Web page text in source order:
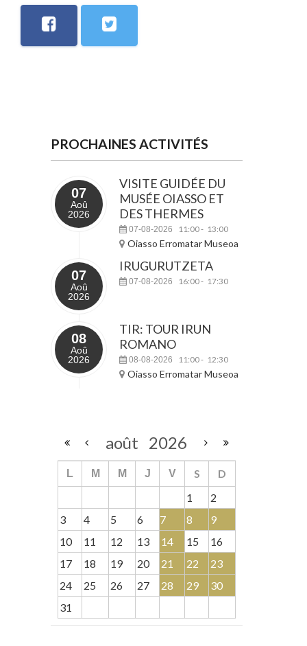
PROCHAINES ACTIVITÉS
07
Aoû
2026
VISITE GUIDÉE DU
MUSÉE OIASSO ET
DES THERMES
07-08-2026 11:00- 13:00
Oiasso Erromatar Museoa
07
Aoû
2026
IRUGURUTZETA
07-08-2026 16:00- 17:30
08
Aoû
2026
TIR: TOUR IRUN
ROMANO
08-08-2026 11:00- 12:30
Oiasso Erromatar Museoa
août 2026
L M M J V S
D
1
2
3
4 5 6 7 8
9
10
11 12 13 14 15
16
17
18 19 20 21 22
23
24
25 26 27 28 29
30
31